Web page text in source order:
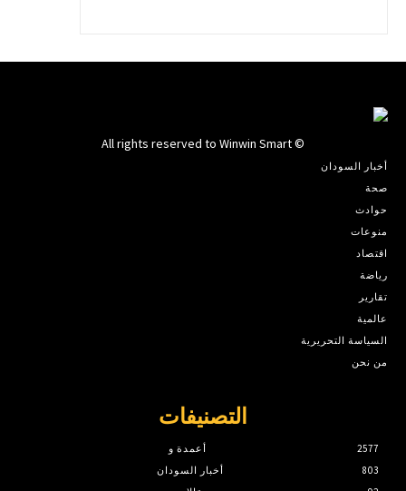
© All rights reserved to Winwin Smart
أخبار السودان
صحة
حوادث
منوعات
اقتصاد
رياضة
تقارير
عالمية
السياسة التحريرية
من نحن
التصنيفات
أعمدة و
2577
أخبار السودان
803